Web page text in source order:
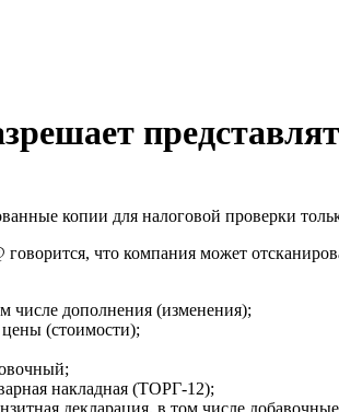
копии для налоговой проверки
что компания может
числе дополнения (изменения);
цены (стоимости);
накладная (ТОРГ-12);
декларация, в том числе